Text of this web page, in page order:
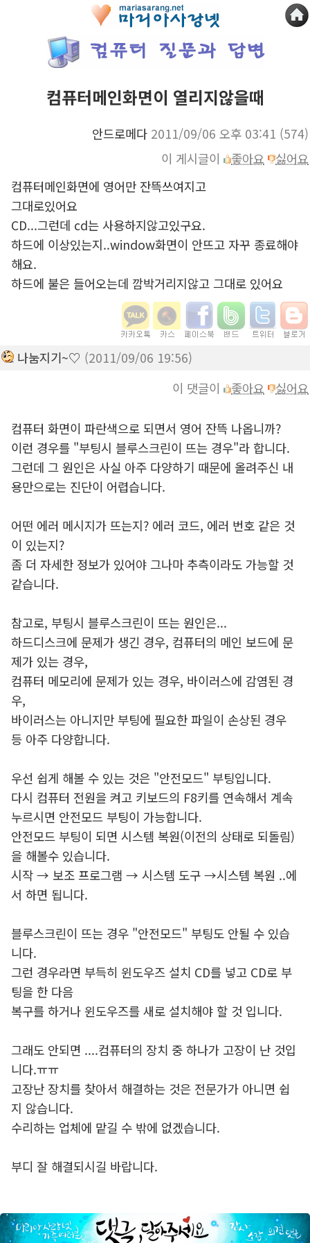
컴퓨터메인화면이 열리지않을때
안드로메다 2011/09/06 오후 03:41 (574)
이 게시글이
좋아요
싫어요
컴퓨터메인화면에 영어만 잔뜩쓰여지고
그대로있어요
CD...그런데 cd는 사용하지않고있구요.
하드에 이상있는지..window화면이 안뜨고 자꾸 종료해야
해요.
하드에 불은 들어오는데 깜박거리지않고 그대로 있어요
나눔지기~♡ (2011/09/06 19:56)
이 댓글이
좋아요 싫어요
컴퓨터 화면이 파란색으로 되면서 영어 잔뜩 나옵니까?
이런 경우를 "부팅시 블루스크린이 뜨는 경우"라 합니다.
그런데 그 원인은 사실 아주 다양하기 때문에 올려주신 내
용만으로는 진단이 어렵습니다.
어떤 에러 메시지가 뜨는지? 에러 코드, 에러 번호 같은 것
이 있는지?
좀 더 자세한 정보가 있어야 그나마 추측이라도 가능할 것
같습니다.
참고로, 부팅시 블루스크린이 뜨는 원인은...
하드디스크에 문제가 생긴 경우, 컴퓨터의 메인 보드에 문
제가 있는 경우,
컴퓨터 메모리에 문제가 있는 경우, 바이러스에 감염된 경
우,
바이러스는 아니지만 부팅에 필요한 파일이 손상된 경우
등 아주 다양합니다.
우선 쉽게 해볼 수 있는 것은 "안전모드" 부팅입니다.
다시 컴퓨터 전원을 켜고 키보드의 F8키를 연속해서 계속
누르시면 안전모드 부팅이 가능합니다.
안전모드 부팅이 되면 시스템 복원(이전의 상태로 되돌림)
을 해볼수 있습니다.
시작 → 보조 프로그램 → 시스템 도구 →시스템 복원 ..에
서 하면 됩니다.
블루스크린이 뜨는 경우 "안전모드" 부팅도 안될 수 있습
니다.
그런 경우라면 부득히 윈도우즈 설치 CD를 넣고 CD로 부
팅을 한 다음
복구를 하거나 윈도우즈를 새로 설치해야 할 것 입니다.
그래도 안되면 ....컴퓨터의 장치 중 하나가 고장이 난 것입
니다.ㅠㅠ
고장난 장치를 찾아서 해결하는 것은 전문가가 아니면 쉽
지 않습니다.
수리하는 업체에 맡길 수 밖에 없겠습니다.
부디 잘 해결되시길 바랍니다.